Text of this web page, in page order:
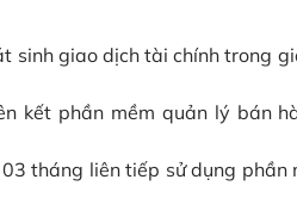
sinh giao dịch tài chính trong
kết phần mềm quản lý bán
tháng liên tiếp sử dụng phần